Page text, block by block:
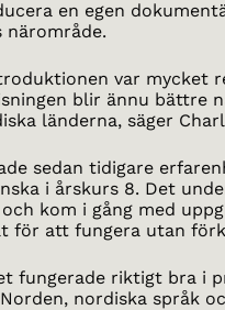
en egen
närområde.
var mycket
blir ännu bättre
länderna, säger
sedan tidigare
i årskurs 8. Det
kom i gång med
för att fungera utan
fungerade riktigt bra i
nordiska språk